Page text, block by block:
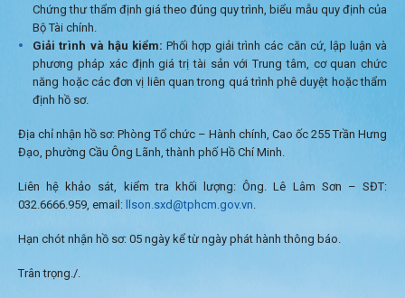
Chứng thư thẩm định giá theo đúng quy trình, biểu mẫu quy định của
Bộ Tài chính.
Giải trình và hậu kiểm: Phối hợp giải trình các căn cứ, lập luận và
phương pháp xác định giá trị tài sản với Trung tâm, cơ quan chức
năng hoặc các đơn vị liên quan trong quá trình phê duyệt hoặc thẩm
định hồ sơ.
Địa chỉ nhận hồ sơ: Phòng Tổ chức – Hành chính, Cao ốc 255 Trần Hưng
Đạo, phường Cầu Ông Lãnh, thành phố Hồ Chí Minh.
Liên hệ khảo sát, kiểm tra khối lượng: Ông. Lê Lâm Sơn – SĐT:
032.6666.959, email:
llson.sxd@tphcm.gov.vn
Hạn chót nhận hồ sơ: 05 ngày kể từ ngày phát hành thông báo.
Trân trọng./.